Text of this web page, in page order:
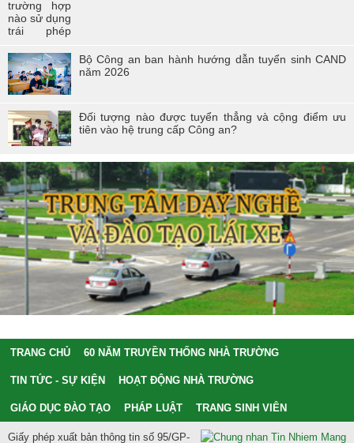
Bộ Công an ban hành hướng dẫn tuyển sinh CAND
năm 2026
Đối tượng nào được tuyển thẳng và cộng điểm ưu
tiên vào hệ trung cấp Công an?
TRANG CHỦ 60 NĂM TRUYỀN THỐNG NHÀ TRƯỜNG
TIN TỨC - SỰ KIỆN HOẠT ĐỘNG NHÀ TRƯỜNG
GIÁO DỤC ĐÀO TẠO PHÁP LUẬT TRANG SINH VIÊN
Giấy phép xuất bản thông tin số 95/GP-